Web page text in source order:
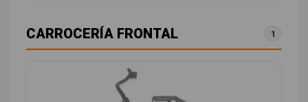
CARROCERÍA FRONTAL 1